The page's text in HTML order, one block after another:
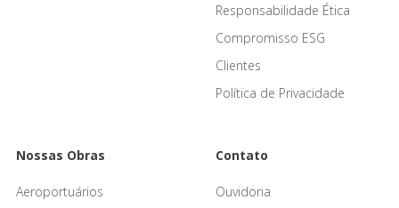
Responsabilidade Ética
Compromisso ESG
Clientes
Política de Privacidade
Nossas Obras
Aeroportuários
Contato
Ouvidoria